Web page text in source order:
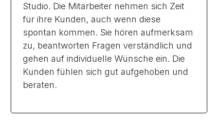
Studio. Die Mitarbeiter nehmen sich Zeit
für ihre Kunden, auch wenn diese
spontan kommen. Sie hören aufmerksam
zu, beantworten Fragen verständlich und
gehen auf individuelle Wünsche ein. Die
Kunden fühlen sich gut aufgehoben und
beraten.